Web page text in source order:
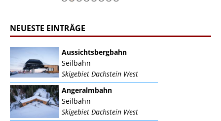
NEUESTE EINTRÄGE
Aussichtsbergbahn
Seilbahn
Skigebiet Dachstein West
Angeralmbahn
Seilbahn
Skigebiet Dachstein West